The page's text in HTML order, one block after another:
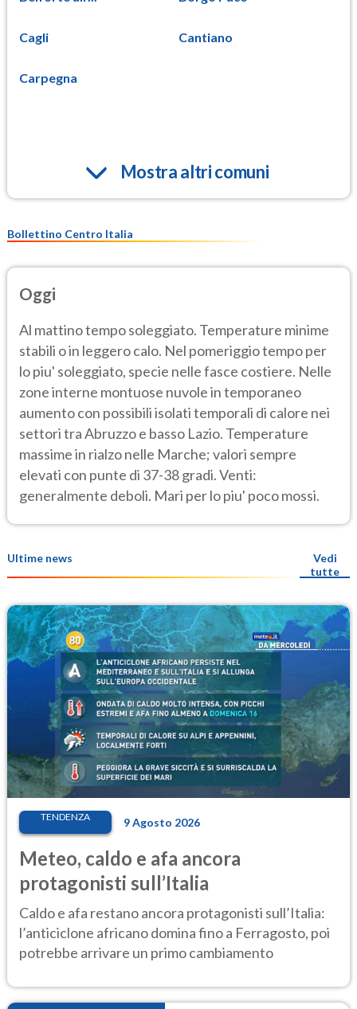
Cagli Cantiano
Carpegna
Mostra altri comuni
Bollettino Centro Italia
Oggi
Al mattino tempo soleggiato. Temperature minime
stabili o in leggero calo. Nel pomeriggio tempo per
lo piu' soleggiato, specie nelle fasce costiere. Nelle
zone interne montuose nuvole in temporaneo
aumento con possibili isolati temporali di calore nei
settori tra Abruzzo e basso Lazio. Temperature
massime in rialzo nelle Marche; valori sempre
elevati con punte di 37-38 gradi. Venti:
generalmente deboli. Mari per lo piu' poco mossi.
Ultime news
Vedi
tutte
TENDENZA 9 Agosto 2026
Meteo, caldo e afa ancora
protagonisti sull’Italia
Caldo e afa restano ancora protagonisti sull’Italia:
l’anticiclone africano domina fino a Ferragosto, poi
potrebbe arrivare un primo cambiamento